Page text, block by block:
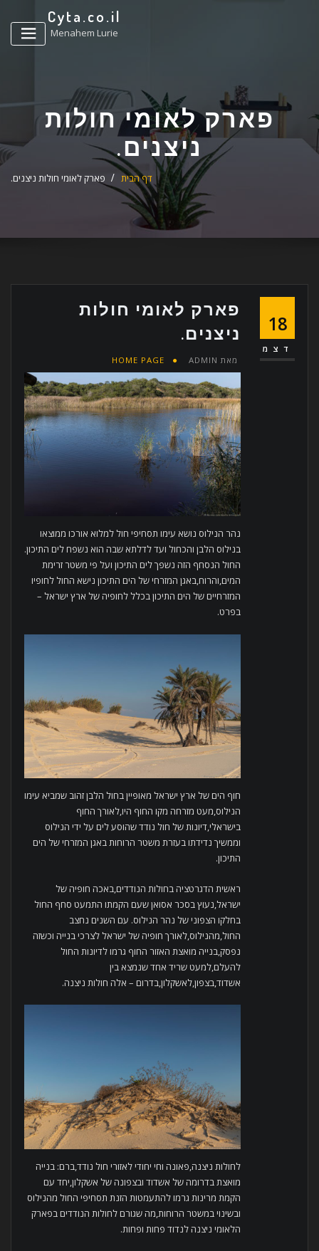
Cyta.co.il
Menahem Lurie
פארק לאומי חולות
ניצנים.
דף הבית פארק לאומי חולות ניצנים.
18
דצמ
פארק לאומי חולות
ניצנים.
מאת ADMIN
HOME PAGE
נהר הנילוס נושא עימו תסחיפי חול למלוא אורכו ממוצאו
בנילוס הלבן והכחול ועד לדלתא שבה הוא נשפח לים התיכון.
החול הנסחף הזה נשפך לים התיכון ועל פי משטר זרימת
המים,והרוח,באגן המזרחי של הים התיכון נישא החול לחופיו
המזרחיים של הים התיכון בכלל לחופיה של ארץ ישראל –
בפרט.
חוף הים של ארץ ישראל מאופיין בחול הלבן זהוב שמביא עימו
הנילוס,מעט מזרחה מקו החוף היו,לאורך החוף
בישראלי,דיונות של חול נודד שהוסע לים על ידי הנילוס
וממשיך נדידתו בעזרת משטר הרוחות באגן המזרחי של הים
התיכון.
ראשית הדגרטציה בחולות הנודדים,באכה חופיה של
ישראל,נעוץ בסכר אסואן שעם הקמתו התמעט סחף החול
בחלקו הצפוני של נהר הנילוס. עם השנים נחצב
החול,מהנילוס,לאורך חופיה של ישראל לצרכי בנייה וכשזה
נפסק,בנייה מואצת האזור החוף גרמו לדיונות החול
להעלם,למעט שריד אחד שנמצא בין
אשדוד,בצפון,לאשקלון,בדרום – אלה חולות ניצנה.
לחולות ניצנה,פאונה וחי יחודי לאזורי חול נודד,ברם: בנייה
מואצת בדרומה של אשדוד ובצפונה של אשקלון,יחד עם
הקמת מרינות גרמו להתעמטות הזנת תסחיפי החול מהנילוס
ובשינוי במשטר הרוחות,מה שגורם לחולות הנודדים בפארק
הלאומי ניצנה לנדוד פחות ופחות.